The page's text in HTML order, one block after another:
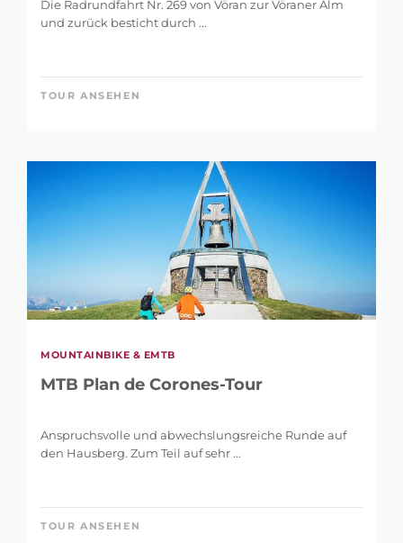
SUCHE
VERFEINERN
SUCHBEGRIFF
Die Radrundfahrt Nr. 269 von Vöran zur Vöraner Alm
und zurück besticht durch ...
TOUR ANSEHEN
MOUNTAINBIKE & EMTB
MTB Plan de Corones-Tour
Anspruchsvolle und abwechslungsreiche Runde auf
den Hausberg. Zum Teil auf sehr ...
TOUR ANSEHEN